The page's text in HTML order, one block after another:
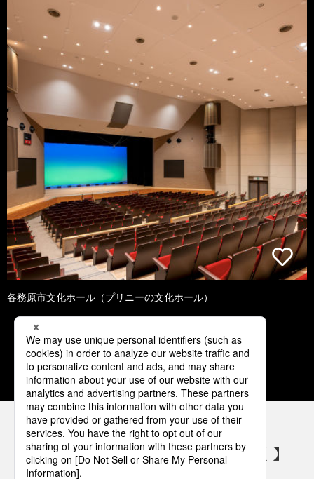
各務原市文化ホール（プリニーの文化ホール）
1 2 3 4 5
パナソニックの電気設備 SNSアカウント